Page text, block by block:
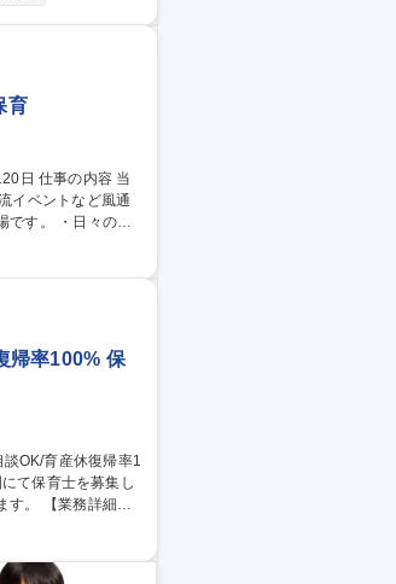
育
イベントなど風通
々のア
りの日誌や連絡帳
帰率100% 保
細】
の実施/室内、園庭
にも興味をお持